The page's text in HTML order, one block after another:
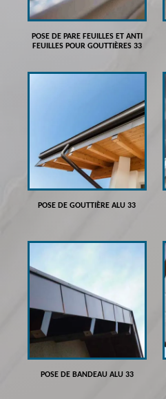
POSE DE PARE FEUILLES ET ANTI
FEUILLES POUR GOUTTIÈRES 33
POSE DE GOUTTIÈRE ALU 33
POSE DE BANDEAU ALU 33